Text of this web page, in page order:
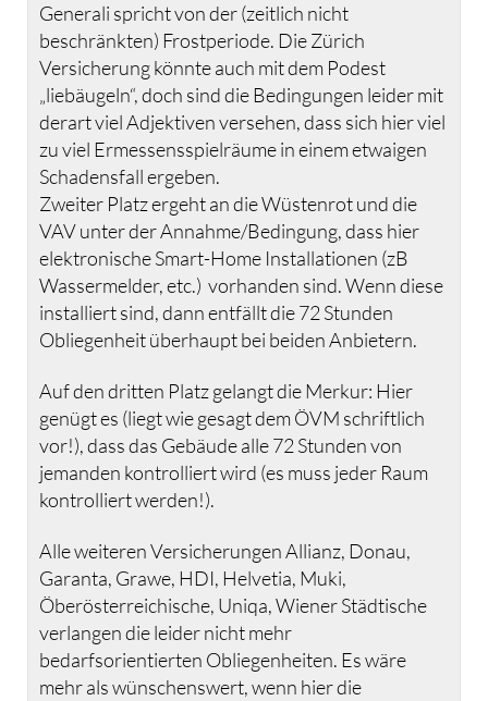
Generali spricht von der (zeitlich nicht
beschränkten) Frostperiode. Die Zürich
Versicherung könnte auch mit dem Podest
„liebäugeln“, doch sind die Bedingungen leider mit
derart viel Adjektiven versehen, dass sich hier viel
zu viel Ermessensspielräume in einem etwaigen
Schadensfall ergeben.
Zweiter Platz ergeht an die Wüstenrot und die
VAV unter der Annahme/Bedingung, dass hier
elektronische Smart-Home Installationen (zB
Wassermelder, etc.) vorhanden sind. Wenn diese
installiert sind, dann entfällt die 72 Stunden
Obliegenheit überhaupt bei beiden Anbietern.
Auf den dritten Platz gelangt die Merkur: Hier
genügt es (liegt wie gesagt dem ÖVM schriftlich
vor!), dass das Gebäude alle 72 Stunden von
jemanden kontrolliert wird (es muss jeder Raum
kontrolliert werden!).
Alle weiteren Versicherungen Allianz, Donau,
Garanta, Grawe, HDI, Helvetia, Muki,
Öberösterreichische, Uniqa, Wiener Städtische
verlangen die leider nicht mehr
bedarfsorientierten Obliegenheiten. Es wäre
mehr als wünschenswert, wenn hier die